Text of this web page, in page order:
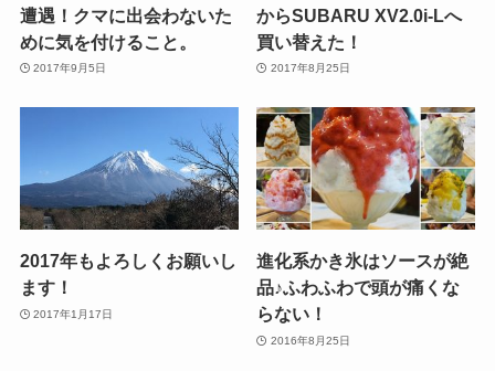
遭遇！クマに出会わないた
めに気を付けること。
2017年9月5日
からSUBARU XV2.0i-Lへ
買い替えた！
2017年8月25日
2017年もよろしくお願いし
ます！
2017年1月17日
進化系かき氷はソースが絶
品♪ふわふわで頭が痛くな
らない！
2016年8月25日